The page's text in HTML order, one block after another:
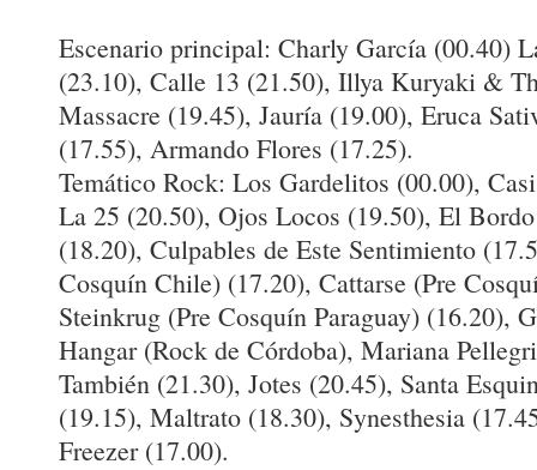
Escenario principal: Charly García (00.40)
(23.10), Calle 13 (21.50), Illya Kuryaki &
Massacre (19.45), Jauría (19.00), Eruca
(17.55), Armando Flores (17.25).
Temático Rock: Los Gardelitos (00.00),
La 25 (20.50), Ojos Locos (19.50), El
(18.20), Culpables de Este Sentimiento
Cosquín Chile) (17.20), Cattarse (Pre
Steinkrug (Pre Cosquín Paraguay) (16.20),
Hangar (Rock de Córdoba), Mariana
También (21.30), Jotes (20.45), Santa
(19.15), Maltrato (18.30), Synesthesia
Freezer (17.00).